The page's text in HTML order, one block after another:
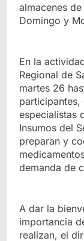
almacenes
Domingo y
En la
Regional de
martes 26
participantes,
especialistas
Insumos del
preparan y
demanda de
A dar la
importancia
realizan, el